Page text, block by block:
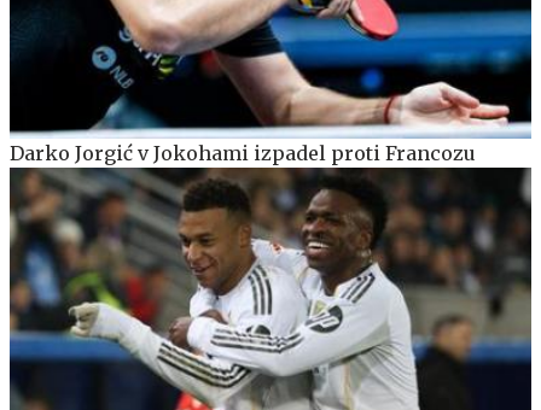
Darko Jorgić v Jokohami izpadel proti Francozu